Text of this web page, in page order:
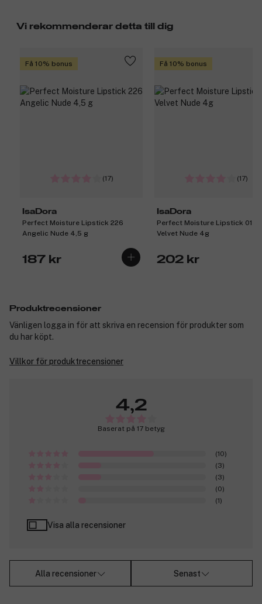
Vi rekommenderar detta till dig
Få 10% bonus
(17)
IsaDora
Perfect Moisture Lipstick 226
Angelic Nude 4,5 g
187 kr
Få 10% bonus
(17)
IsaDora
Perfect Moisture Lipstick 012
Velvet Nude 4g
202 kr
Produktrecensioner
Vänligen logga in för att skriva en recension för produkter som
du har köpt.
Villkor för produktrecensioner
4,2
Baserat på 17 betyg
(10)
(3)
(3)
(0)
(1)
Visa alla recensioner
Alla recensioner Senast